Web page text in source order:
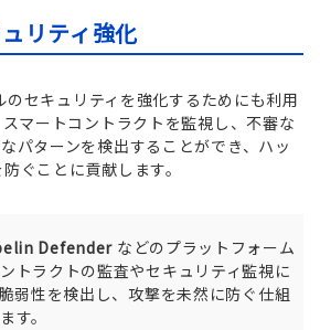
リティ強化
セキュリティを強化するためにも利用
マートコントラクトを監視し、不審な
パターンを検出することができ、ハッ
ぐことに貢献します。
Defender などのプラットフォーム
トラクトの監査やセキュリティ監視に
弱性を検出し、攻撃を未然に防ぐ仕組
す。